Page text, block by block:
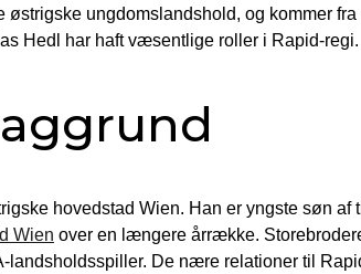
ungdomslandshold, og kommer
Hedl har haft væsentlige roller i Rapid-regi.
hovedstad Wien. Han er yngste søn af
Wien over en længere årrække.
landsholdsspiller. De nære relationer til